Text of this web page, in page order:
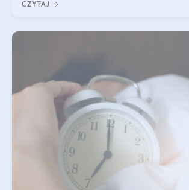
bydlęcy.
CZYTAJ